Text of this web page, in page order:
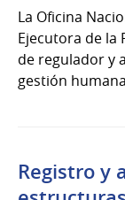
La Oficina
Ejecutora de la
de regulador y
gestión
Registro y